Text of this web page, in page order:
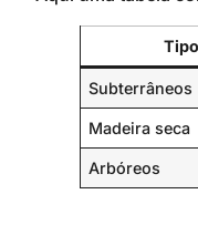
Subterrâneos
Madeira seca
Arbóreos